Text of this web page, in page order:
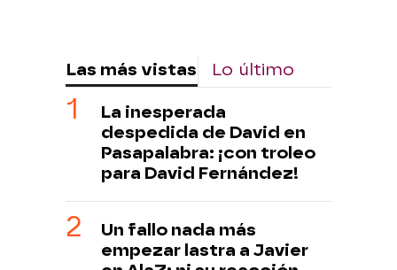
Las más vistas Lo último
La inesperada
despedida de David en
Pasapalabra: ¡con troleo
para David Fernández!
Un fallo nada más
empezar lastra a Javier